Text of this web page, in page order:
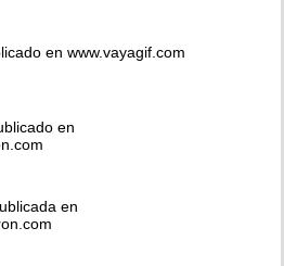
en www.vayagif.com
en
en